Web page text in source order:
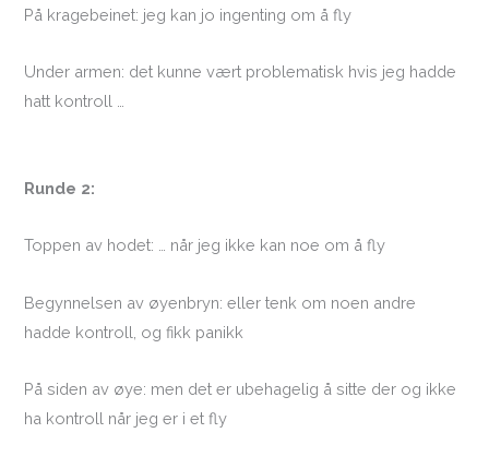
På kragebeinet: jeg kan jo ingenting om å fly
Under armen: det kunne vært problematisk hvis jeg hadde
hatt kontroll …
Runde 2:
Toppen av hodet: … når jeg ikke kan noe om å fly
Begynnelsen av øyenbryn: eller tenk om noen andre
hadde kontroll, og fikk panikk
På siden av øye: men det er ubehagelig å sitte der og ikke
ha kontroll når jeg er i et fly